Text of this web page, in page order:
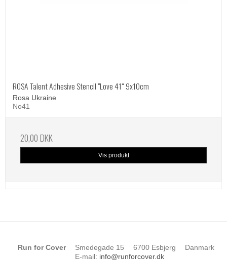
ROSA Talent Adhesive Stencil "Love 41“ 9x10cm
Rosa Ukraine
No41
20,00 DKK
Vis produkt
Run for Cover Smedegade 15 6700 Esbjerg
Danmark
E-mail: info@runforcover.dk